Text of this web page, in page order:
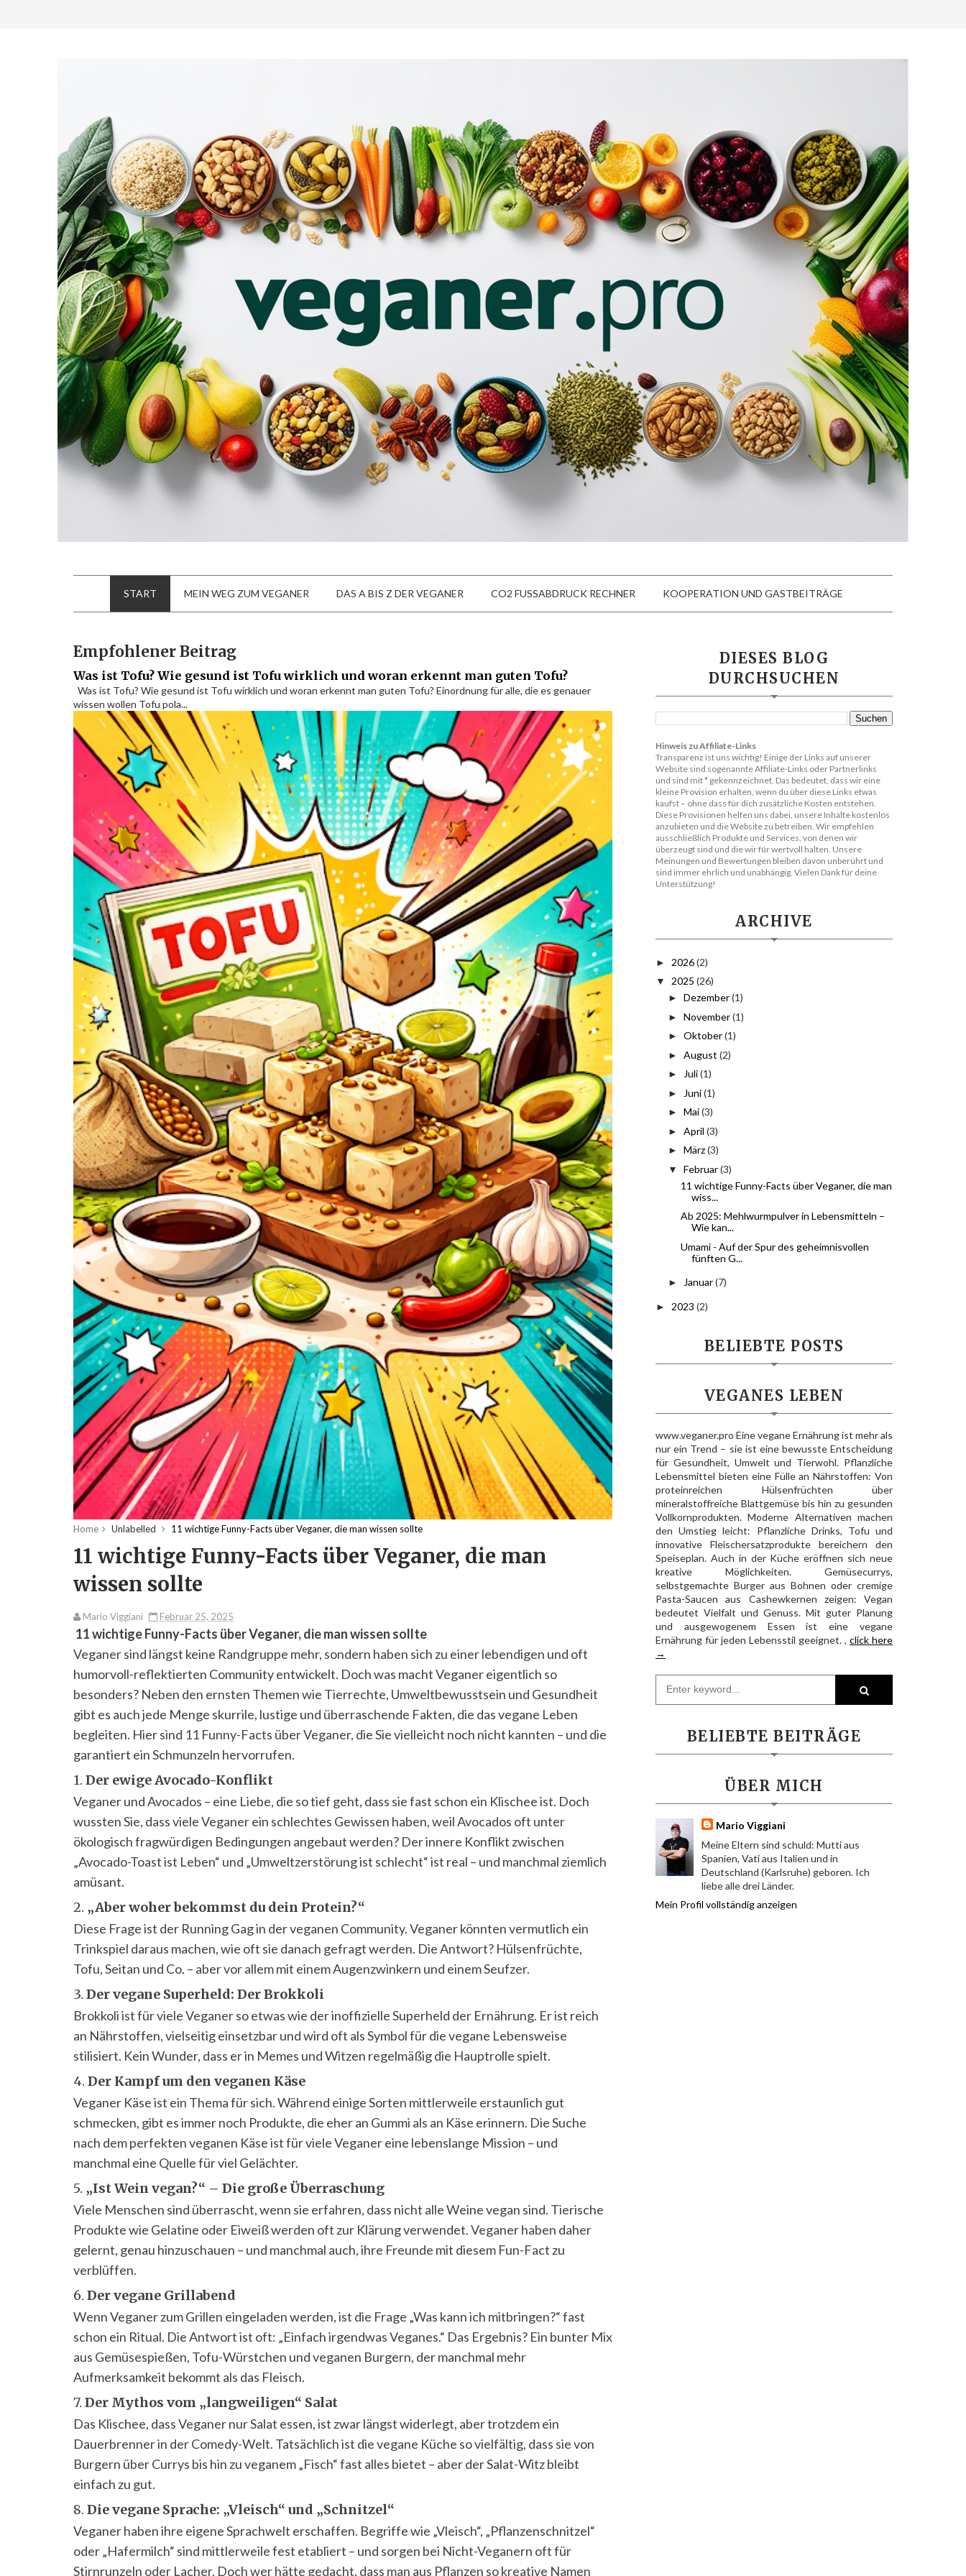
START MEIN WEG ZUM VEGANER DAS A BIS Z DER VEGANER CO2 FUSSABDRUCK RECHNER KOOPERATION UND GASTBEITRÄGE
Empfohlener Beitrag
Was ist Tofu? Wie gesund ist Tofu wirklich und woran erkennt man guten Tofu?
Was ist Tofu? Wie gesund ist Tofu wirklich und woran erkennt man guten Tofu? Einordnung für alle, die es genauer
wissen wollen Tofu pola...
Home Unlabelled 11 wichtige Funny-Facts über Veganer, die man wissen sollte
11 wichtige Funny-Facts über Veganer, die man
wissen sollte
Mario Viggiani Februar 25, 2025
11 wichtige Funny-Facts über Veganer, die man wissen sollte
Veganer sind längst keine Randgruppe mehr, sondern haben sich zu einer lebendigen und oft
humorvoll-reflektierten Community entwickelt. Doch was macht Veganer eigentlich so
besonders? Neben den ernsten Themen wie Tierrechte, Umweltbewusstsein und Gesundheit
gibt es auch jede Menge skurrile, lustige und überraschende Fakten, die das vegane Leben
begleiten. Hier sind 11 Funny-Facts über Veganer, die Sie vielleicht noch nicht kannten – und die
garantiert ein Schmunzeln hervorrufen.
1. Der ewige Avocado-Konflikt
Veganer und Avocados – eine Liebe, die so tief geht, dass sie fast schon ein Klischee ist. Doch
wussten Sie, dass viele Veganer ein schlechtes Gewissen haben, weil Avocados oft unter
ökologisch fragwürdigen Bedingungen angebaut werden? Der innere Konflikt zwischen
„Avocado-Toast ist Leben“ und „Umweltzerstörung ist schlecht“ ist real – und manchmal ziemlich
amüsant.
2. „Aber woher bekommst du dein Protein?“
Diese Frage ist der Running Gag in der veganen Community. Veganer könnten vermutlich ein
Trinkspiel daraus machen, wie oft sie danach gefragt werden. Die Antwort? Hülsenfrüchte,
Tofu, Seitan und Co. – aber vor allem mit einem Augenzwinkern und einem Seufzer.
3. Der vegane Superheld: Der Brokkoli
Brokkoli ist für viele Veganer so etwas wie der inoffizielle Superheld der Ernährung. Er ist reich
an Nährstoffen, vielseitig einsetzbar und wird oft als Symbol für die vegane Lebensweise
stilisiert. Kein Wunder, dass er in Memes und Witzen regelmäßig die Hauptrolle spielt.
4. Der Kampf um den veganen Käse
Veganer Käse ist ein Thema für sich. Während einige Sorten mittlerweile erstaunlich gut
schmecken, gibt es immer noch Produkte, die eher an Gummi als an Käse erinnern. Die Suche
nach dem perfekten veganen Käse ist für viele Veganer eine lebenslange Mission – und
manchmal eine Quelle für viel Gelächter.
5. „Ist Wein vegan?“ – Die große Überraschung
Viele Menschen sind überrascht, wenn sie erfahren, dass nicht alle Weine vegan sind. Tierische
Produkte wie Gelatine oder Eiweiß werden oft zur Klärung verwendet. Veganer haben daher
gelernt, genau hinzuschauen – und manchmal auch, ihre Freunde mit diesem Fun-Fact zu
verblüffen.
6. Der vegane Grillabend
Wenn Veganer zum Grillen eingeladen werden, ist die Frage „Was kann ich mitbringen?“ fast
schon ein Ritual. Die Antwort ist oft: „Einfach irgendwas Veganes.“ Das Ergebnis? Ein bunter Mix
aus Gemüsespießen, Tofu-Würstchen und veganen Burgern, der manchmal mehr
Aufmerksamkeit bekommt als das Fleisch.
7. Der Mythos vom „langweiligen“ Salat
Das Klischee, dass Veganer nur Salat essen, ist zwar längst widerlegt, aber trotzdem ein
Dauerbrenner in der Comedy-Welt. Tatsächlich ist die vegane Küche so vielfältig, dass sie von
Burgern über Currys bis hin zu veganem „Fisch“ fast alles bietet – aber der Salat-Witz bleibt
einfach zu gut.
8. Die vegane Sprache: „Vleisch“ und „Schnitzel“
Veganer haben ihre eigene Sprachwelt erschaffen. Begriffe wie „Vleisch“, „Pflanzenschnitzel“
oder „Hafermilch“ sind mittlerweile fest etabliert – und sorgen bei Nicht-Veganern oft für
Stirnrunzeln oder Lacher. Doch wer hätte gedacht, dass man aus Pflanzen so kreative Namen
DIESES BLOG
DURCHSUCHEN
Hinweis zu Affiliate-Links
Transparenz ist uns wichtig! Einige der Links auf unserer
Website sind sogenannte Affiliate-Links oder Partnerlinks
und sind mit * gekennzeichnet. Das bedeutet, dass wir eine
kleine Provision erhalten, wenn du über diese Links etwas
kaufst – ohne dass für dich zusätzliche Kosten entstehen.
Diese Provisionen helfen uns dabei, unsere Inhalte kostenlos
anzubieten und die Website zu betreiben. Wir empfehlen
ausschließlich Produkte und Services, von denen wir
überzeugt sind und die wir für wertvoll halten. Unsere
Meinungen und Bewertungen bleiben davon unberührt und
sind immer ehrlich und unabhängig. Vielen Dank für deine
Unterstützung!
ARCHIVE
► 2026(2)
▼ 2025 (26)
► Dezember(1)
► November(1)
► Oktober(1)
► August (2)
► Juli(1)
► Juni(1)
► Mai(3)
► April (3)
► März(3)
▼ Februar(3)
11 wichtige Funny-Facts über Veganer, die man
wiss...
Ab 2025: Mehlwurmpulver in Lebensmitteln –
Wie kan...
Umami - Auf der Spur des geheimnisvollen
fünften G...
► Januar(7)
► 2023 (2)
BELIEBTE POSTS
VEGANES LEBEN
www.veganer.pro Eine vegane Ernährung ist mehr als
nur ein Trend – sie ist eine bewusste Entscheidung
für Gesundheit, Umwelt und Tierwohl. Pflanzliche
Lebensmittel bieten eine Fülle an Nährstoffen: Von
proteinreichen Hülsenfrüchten über
mineralstoffreiche Blattgemüse bis hin zu gesunden
Vollkornprodukten. Moderne Alternativen machen
den Umstieg leicht: Pflanzliche Drinks, Tofu und
innovative Fleischersatzprodukte bereichern den
Speiseplan. Auch in der Küche eröffnen sich neue
kreative Möglichkeiten. Gemüsecurrys,
selbstgemachte Burger aus Bohnen oder cremige
Pasta-Saucen aus Cashewkernen zeigen: Vegan
bedeutet Vielfalt und Genuss. Mit guter Planung
und ausgewogenem Essen ist eine vegane
Ernährung für jeden Lebensstil geeignet. , click here
→
BELIEBTE BEITRÄGE
ÜBER MICH
Mario Viggiani
Meine Eltern sind schuld: Mutti aus
Spanien, Vati aus Italien und in
Deutschland (Karlsruhe) geboren. Ich
liebe alle drei Länder.
Mein Profil vollständig anzeigen